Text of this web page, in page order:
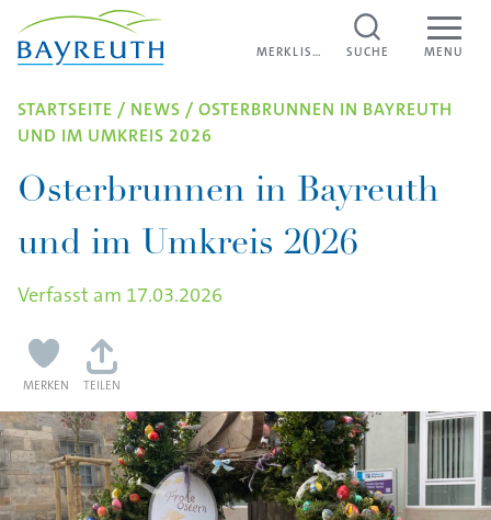
Direkt zum Inhalt
MENU
SUCHE
MERKLISTE
STARTSEITE / NEWS / OSTERBRUNNEN IN BAYREUTH
UND IM UMKREIS 2026
Osterbrunnen in Bayreuth
und im Umkreis 2026
Verfasst am 17.03.2026
MERKEN TEILEN